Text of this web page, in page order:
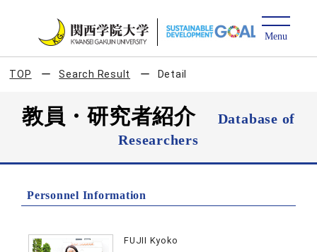
TOP Search Result Detail
教員・研究者紹介
Database of
Researchers
Personnel Information
FUJII Kyoko